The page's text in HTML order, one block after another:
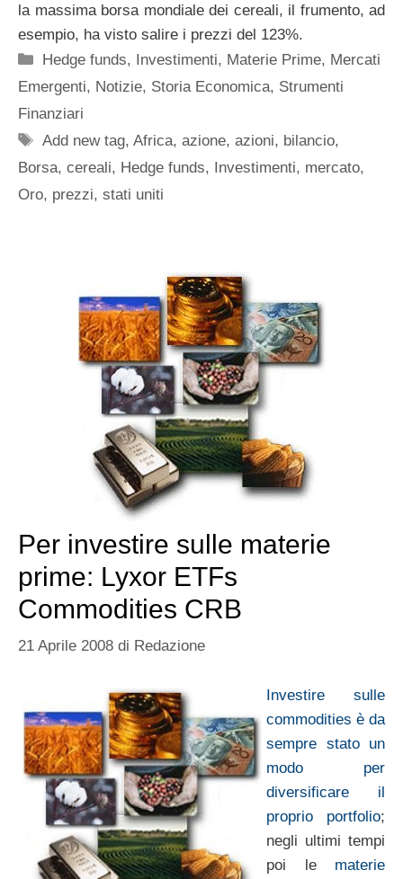
la massima borsa mondiale dei cereali, il frumento, ad
esempio, ha visto salire i prezzi del 123%.
Categorie
Hedge funds, Investimenti, Materie Prime, Mercati
Emergenti, Notizie, Storia Economica, Strumenti
Finanziari
Tag
Add new tag,Africa,azione,azioni, bilancio,
Borsa, cereali, Hedge funds, Investimenti, mercato,
Oro, prezzi, stati uniti
Per investire sulle materie
prime: Lyxor ETFs
Commodities CRB
21 Aprile 2008 di Redazione
Investire sulle
commodities è da
sempre stato un
modo per
diversificare il
proprio portfolio;
negli ultimi tempi
poi le materie